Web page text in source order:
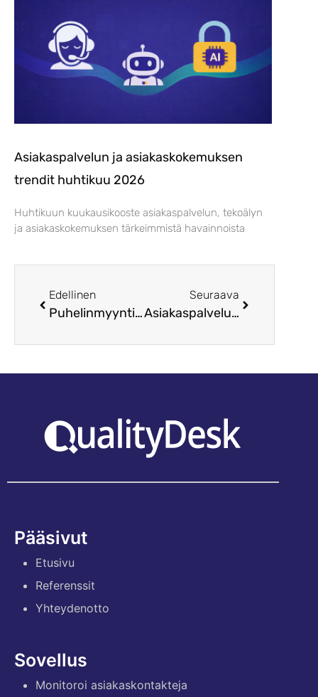
Asiakaspalvelun ja asiakaskokemuksen
trendit huhtikuu 2026
Huhtikuun kuukausikooste asiakaspalvelun, tekoälyn
ja asiakaskokemuksen tärkeimmistä havainnoista
Edellinen
Puhelinmyynti voi olla mieluisa kokemus, ei riesa
Seuraava
Asiakaspalvelu ei ole yhtä kuin asiakaskokemus
Pääsivut
Etusivu
Referenssit
Yhteydenotto
Sovellus
Monitoroi asiakaskontakteja